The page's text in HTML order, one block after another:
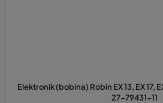
Elektronik (bobina) Robin EX 13, EX 17,
27-79431-11